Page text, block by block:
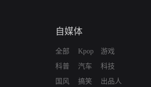
自媒体
全部
科普
国风
Kpop
汽车
搞笑
游戏
科技
出品人